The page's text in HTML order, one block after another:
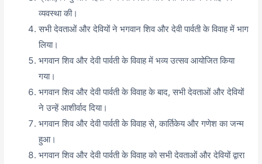
व्यवस्था की।
सभी देवताओं और देवियों ने भगवान शिव और देवी पार्वती के विवाह में भाग
लिया।
भगवान शिव और देवी पार्वती के विवाह में भव्य उत्सव आयोजित किया
गया।
भगवान शिव और देवी पार्वती के विवाह के बाद, सभी देवताओं और देवियों
ने उन्हें आशीर्वाद दिया।
भगवान शिव और देवी पार्वती के विवाह से, कार्तिकेय और गणेश का जन्म
हुआ।
भगवान शिव और देवी पार्वती के विवाह को सभी देवताओं और देवियों द्वारा